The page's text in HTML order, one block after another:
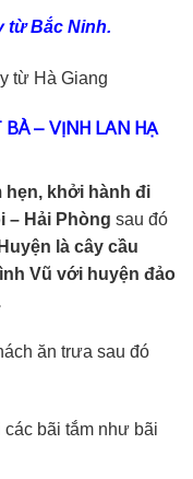
từ Bắc Ninh.
BÀ – VỊNH LAN HẠ
hẹn, khởi hành đi
– Hải Phòng sau đó
là cây cầu
Vũ với huyện đảo
ăn trưa sau đó
bãi tắm như bãi